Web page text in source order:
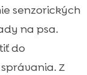
senzorických
na psa.
do
Z